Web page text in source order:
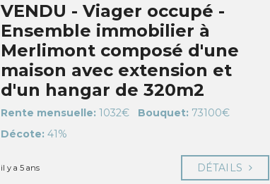
VENDU - Viager occupé -
Ensemble immobilier à
Merlimont composé d'une
maison avec extension et
d'un hangar de 320m2
Rente mensuelle: 1032€ Bouquet: 73100€
Décote: 41%
il y a 5 ans DÉTAILS